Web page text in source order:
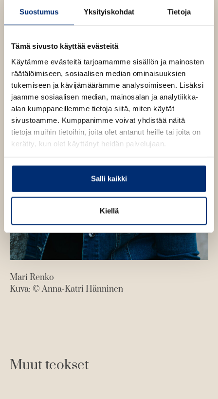
Suostumus Yksityiskohdat Tietoja
Tämä sivusto käyttää evästeitä
Käytämme evästeitä tarjoamamme sisällön ja mainosten
räätälöimiseen, sosiaalisen median ominaisuuksien
tukemiseen ja kävijämäärämme analysoimiseen. Lisäksi
jaamme sosiaalisen median, mainosalan ja analytiikka-
alan kumppaneillemme tietoja siitä, miten käytät
sivustoamme. Kumppanimme voivat yhdistää näitä
tietoja muihin tietoihin, joita olet antanut heille tai joita on
kerätty, kun olet käyttänyt heidän palvelujaan.
Salli kaikki
Kiellä
t
Mari Renko
Kuva: © Anna-Katri Hänninen
Muut teokset